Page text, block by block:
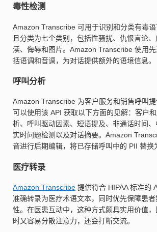
毒性检测
Amazon Transcribe 可用于识别和分类有毒
且分类为七个类别，包括性骚扰、仇恨言论
渎、侮辱和图片。Amazon Transcribe 使用先
括语调和音调，为对话提供额外的语境信息。
呼叫分析
Amazon Transcribe 为客户服务和销售呼叫
可以使用该 API 获取以下方面的见解：客户
析、呼叫驱动因素、短语提及、非通话时间、
实时问题检测以及对话摘要。Amazon
音进行后期编辑，将已存储呼叫中的 PII 替换
医疗转录
Amazon Transcribe 提供符合 HIPAA 标准的
准确转录为医疗术语文本，同时优先保障患
性。在医患互动中，这种方式颇具实用价值
时又容易分散注意力，还会打断交流。